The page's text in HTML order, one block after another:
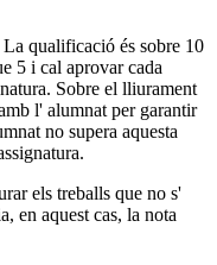
qualificació és sobre 10
5 i cal aprovar cada
Sobre el lliurament
l' alumnat per garantir
no supera aquesta
els treballs que no s'
en aquest cas, la nota